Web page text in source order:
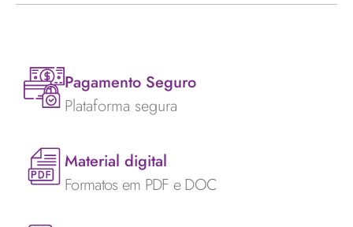
Pagamento Seguro
Plataforma segura
Material digital
Formatos em PDF e DOC